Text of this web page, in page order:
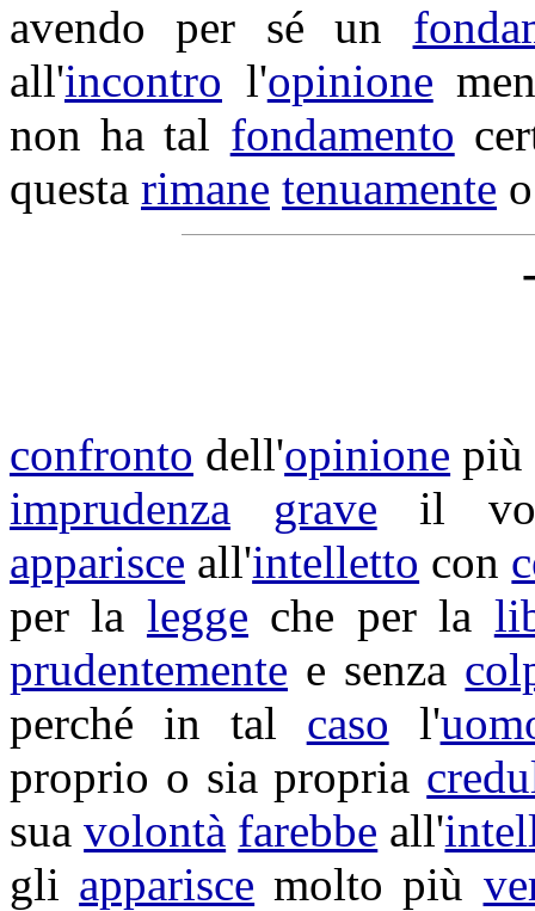
avendo per sé un
all'incontro l'opinione
non ha tal fondamento
questa rimane tenuamente
confronto dell'opinione più
imprudenza
grave il
apparisce all'intelletto con
per la legge che per la
prudentemente e senza
perché in tal caso l'
proprio o sia propria
suavolontà farebbe all'
gli apparisce molto più